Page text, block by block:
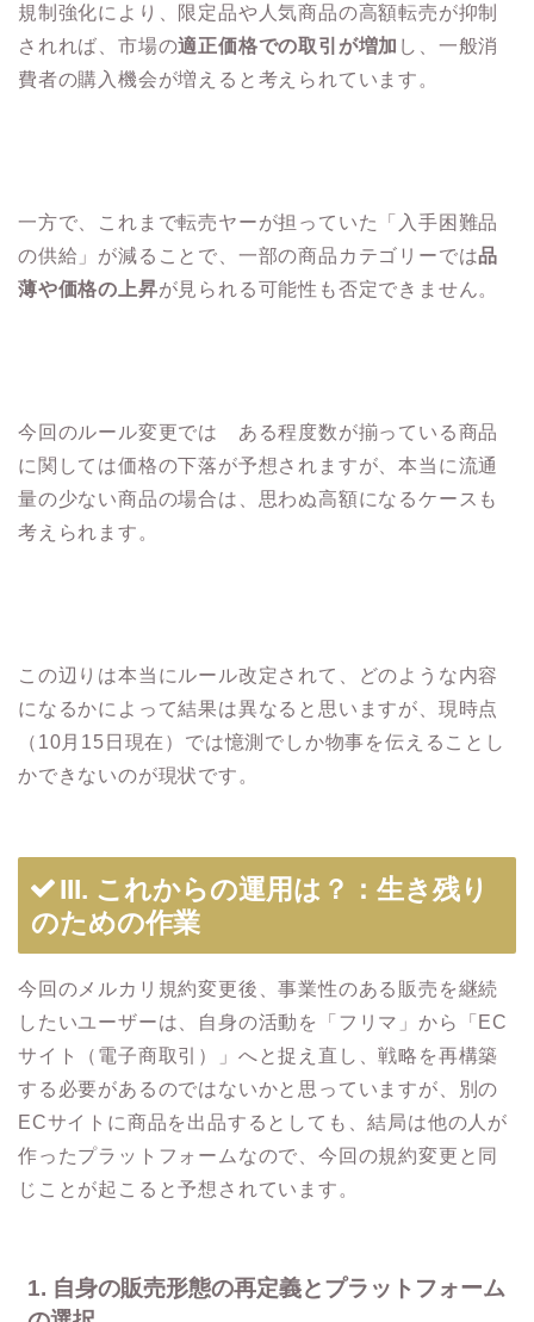
規制強化により、限定品や人気商品の高額転売が抑制
されれば、市場の適正価格での取引が増加 し、一般消
費者の購入機会が増えると考えられています。
一方で、これまで転売ヤーが担っていた「入手困難品
の供給」が減ることで、一部の商品カテゴリーでは品
薄や価格の上昇が見られる可能性も否定できません。
今回のルール変更では ある程度数が揃っている商品
に関しては価格の下落が予想されますが、本当に流通
量の少ない商品の場合は、思わぬ高額になるケースも
考えられます。
この辺りは本当にルール改定されて、どのような内容
になるかによって結果は異なると思いますが、現時点
（10月15日現在）では憶測でしか物事を伝えることし
かできないのが現状です。
III. これからの運用は？：生き残り
のための作業
今回のメルカリ規約変更後、事業性のある販売を継続
したいユーザーは、自身の活動を「フリマ」から「EC
サイト（電子商取引）」へと捉え直し、戦略を再構築
する必要があるのではないかと思っていますが、別の
ECサイトに商品を出品するとしても、結局は他の人が
作ったプラットフォームなので、今回の規約変更と同
じことが起こると予想されています。
1. 自身の販売形態の再定義とプラットフォーム